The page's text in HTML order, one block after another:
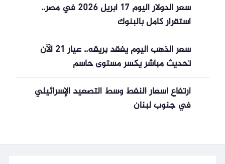
سعر الدولار اليوم 17 أبريل 2026 في مصر..
استقرار كامل بالبنوك
سعر الذهب اليوم يفقد بريقه.. عيار 21 الآن
تحديث مباشر يكسر مستوى حاسم
ارتفاع أسعار النفط وسط التصعيد الإسرائيلي
في جنوب لبنان